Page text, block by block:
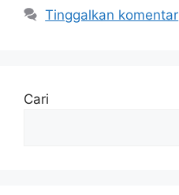
Tinggalkan komentar
Cari